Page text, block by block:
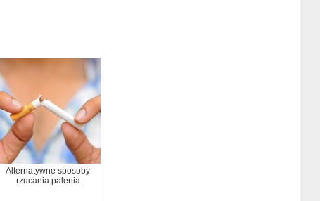
Alternatywne sposoby
rzucania palenia